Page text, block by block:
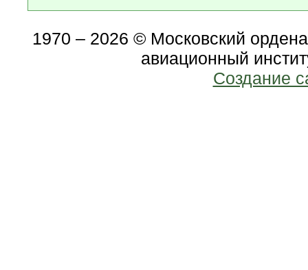
1970 – 2026 © Московский
авиационный
Создание